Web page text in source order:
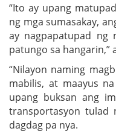
“Ito ay upang
ng mga sumasakay,
ay nagpapatupad ng
patungo sa hangarin,”
“Nilayon naming
mabilis, at maayus
upang buksan ang
transportasyon tulad
dagdag pa nya.